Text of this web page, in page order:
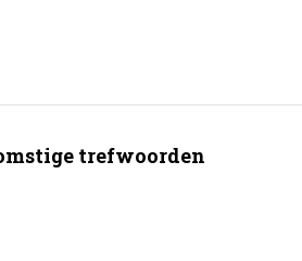
trefwoorden